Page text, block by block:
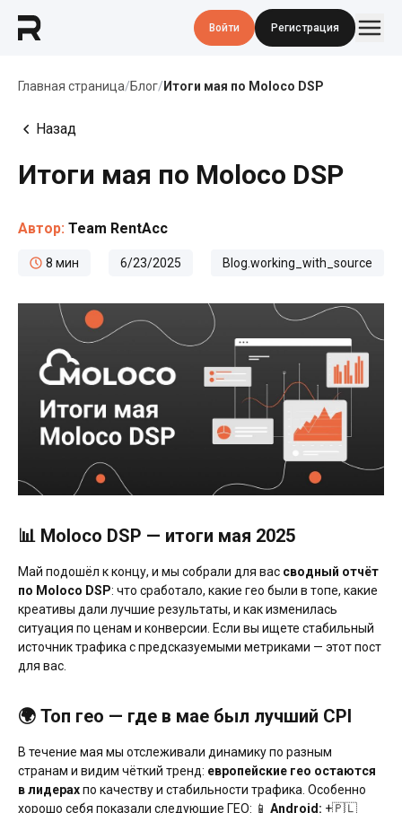
Войти Регистрация
Главная страница/Блог/ Итоги мая по Moloco DSP
Назад
Итоги мая по Moloco DSP
Автор: Team RentAcc
8 мин 6/23/2025 Blog.working_with_source
📊 Moloco DSP — итоги мая 2025
Май подошёл к концу, и мы собрали для вас сводный отчёт
по Moloco DSP: что сработало, какие гео были в топе, какие
креативы дали лучшие результаты, и как изменилась
ситуация по ценам и конверсии. Если вы ищете стабильный
источник трафика с предсказуемыми метриками — этот пост
для вас.
🌍 Топ гео — где в мае был лучший CPI
В течение мая мы отслеживали динамику по разным
странам и видим чёткий тренд: европейские гео остаются
в лидерахпо качеству и стабильности трафика. Особенно
хорошо себя показали следующие ГЕО: 📱 Android: +🇵🇱